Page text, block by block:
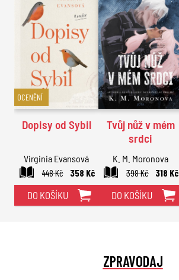
OCENĚNÍ
Dopisy od Sybil
Virginia Evansová
448 Kč
358 Kč
DO KOŠÍKU
Tvůj nůž v mém
srdci
K. M. Moronova
398 Kč
318 Kč
DO KOŠÍKU
ZPRAVODAJ